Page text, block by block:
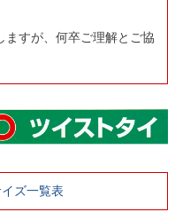
ますが、何卒ご理解とご協
ズ一覧表